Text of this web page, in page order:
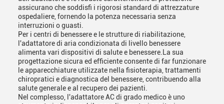
assicurano che soddisfi i rigorosi standard di attrezzature
ospedaliere, fornendo la potenza necessaria senza
interruzioni o guasti.
Per i centri di benessere e le strutture di riabilitazione,
l'adattatore di aria condizionata di livello benessere
alimenta vari dispositivi di salute e benessere.La sua
progettazione sicura ed efficiente consente di far funzionare
le apparecchiature utilizzate nella fisioterapia, trattamenti
chiropratici e diagnostica del benessere, contribuendo alla
salute generale e al recupero dei pazienti.
Nel complesso, l'adattatore AC di grado medico è uno